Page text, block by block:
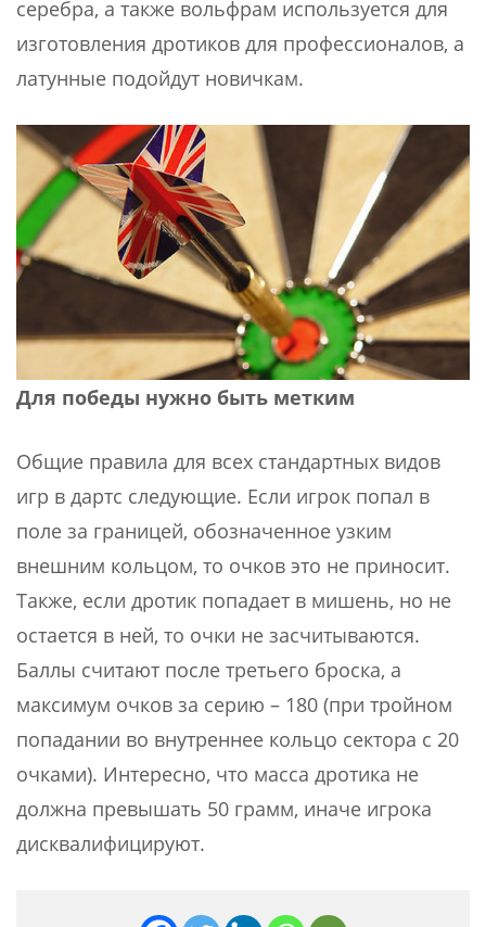
серебра, а также вольфрам используется для
изготовления дротиков для профессионалов, а
латунные подойдут новичкам.
Для победы нужно быть метким
Общие правила для всех стандартных видов
игр в дартс следующие. Если игрок попал в
поле за границей, обозначенное узким
внешним кольцом, то очков это не приносит.
Также, если дротик попадает в мишень, но не
остается в ней, то очки не засчитываются.
Баллы считают после третьего броска, а
максимум очков за серию – 180 (при тройном
попадании во внутреннее кольцо сектора с 20
очками). Интересно, что масса дротика не
должна превышать 50 грамм, иначе игрока
дисквалифицируют.